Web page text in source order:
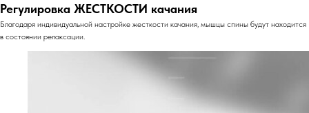
Регулировка ЖЕСТКОСТИ качания
Благодаря индивидуальной настройке жесткости качания, мышцы спины будут находится
в состоянии релаксации.